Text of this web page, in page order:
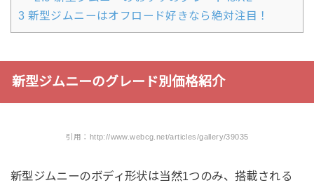
3 新型ジムニーはオフロード好きなら絶対注目！
新型ジムニーのグレード別価格紹介
引用：http://www.webcg.net/articles/gallery/39035
新型ジムニーのボディ形状は当然1つのみ、搭載される